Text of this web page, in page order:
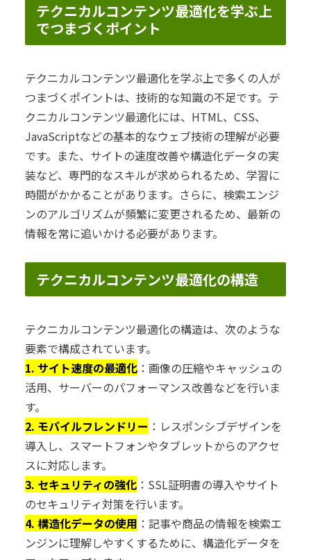
テクニカルコンテンツ最適化を学ぶ上
でつまづくポイント
テクニカルコンテンツ最適化を学ぶ上で多くの人が
つまづくポイントは、技術的な知識の不足です。テ
クニカルコンテンツ最適化には、HTML、CSS、
JavaScriptなどの基本的なウェブ技術の理解が必要
です。また、サイトの速度改善や構造化データの実
装など、専門的なスキルが求められるため、学習に
時間がかかることがあります。さらに、検索エンジ
ンのアルゴリズムが頻繁に変更されるため、最新の
情報を常に追いかける必要があります。
テクニカルコンテンツ最適化の構造
テクニカルコンテンツ最適化の構造は、次のような
要素で構成されています。
1. サイト速度の最適化 ：画像の圧縮やキャッシュの
活用、サーバーのパフォーマンス改善などを行いま
す。
2. モバイルフレンドリー ：レスポンシブデザインを
導入し、スマートフォンやタブレットからのアクセ
スに対応します。
3. セキュリティの強化 ：SSL証明書の導入やサイト
のセキュリティ対策を行います。
4. 構造化データの使用 ：記事や商品の情報を検索エ
ンジンに理解しやすくするために、構造化データを